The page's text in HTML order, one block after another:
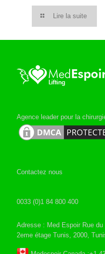
Lire la suite
Agence leader pour la
Contactez nous
0033 (0)1 84 800 400
Adresse : Med Espoir Rue
2eme étage Tunis, 2000,